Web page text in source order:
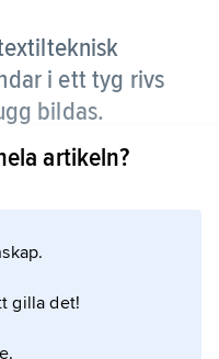
i ett tyg rivs
bildas.
är sängfilt,
artikeln?
gilla det!